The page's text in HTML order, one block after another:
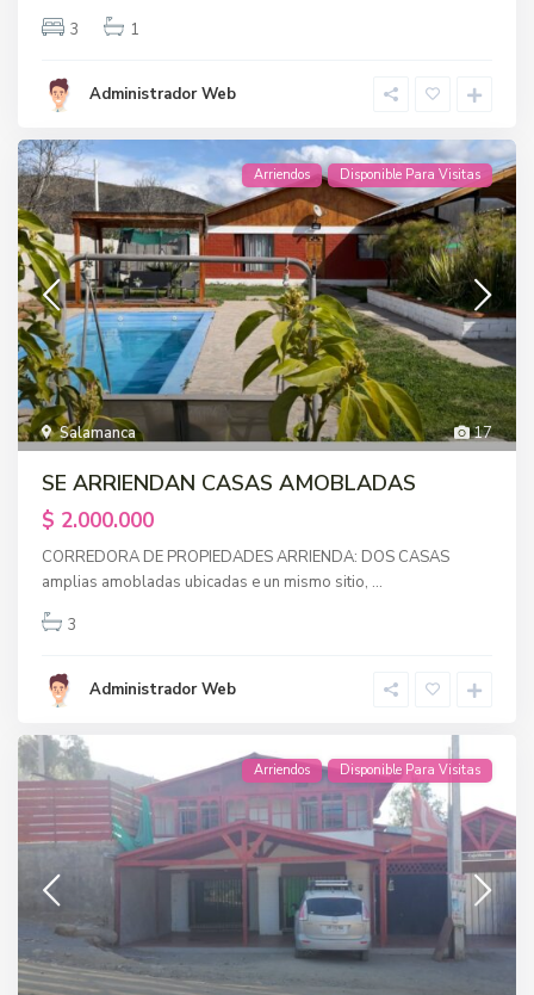
3
1
Administrador Web
17
Salamanca
Arriendos Disponible Para Visitas
SE ARRIENDAN CASAS AMOBLADAS
$ 2.000.000
CORREDORA DE PROPIEDADES ARRIENDA: DOS CASAS
amplias amobladas ubicadas e un mismo sitio, ...
3
Administrador Web
Arriendos Disponible Para Visitas